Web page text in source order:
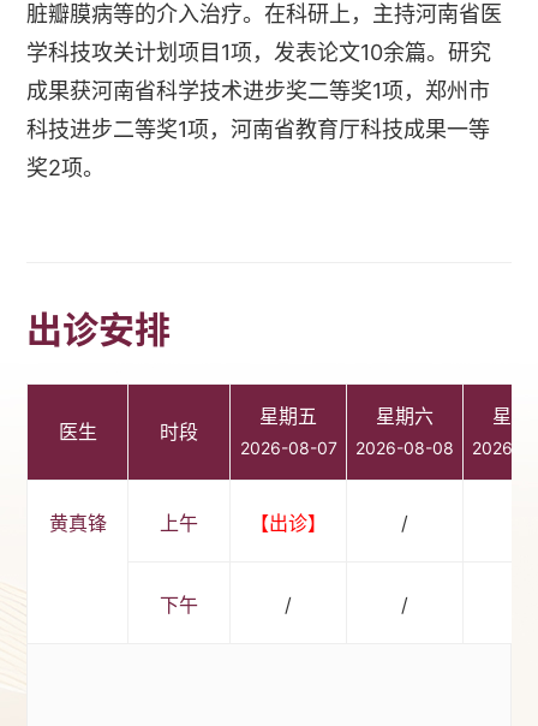
脏瓣膜病等的介入治疗。在科研上，主持河南省医
学科技攻关计划项目1项，发表论文10余篇。研究
成果获河南省科学技术进步奖二等奖1项，郑州市
科技进步二等奖1项，河南省教育厅科技成果一等
奖2项。
出诊安排
医生 时段
星期五
2026-08-07
星期六
2026-08-08
星期
2026-
黄真锋 上午 【出诊】 /
下午 / /